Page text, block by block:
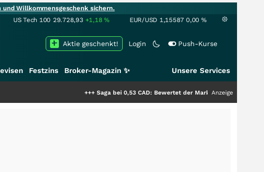
Willkommensgeschenk sichern.
US Tech 100 29.728,93 +1,18% EUR/USD 1,15587 0,00 %
Login Push-Kurse
Aktie geschenkt!
Festzins Broker-Magazin ✨ Unsere Services
Saga bei 0,53 CAD: Bewertet der Markt noch immer nur die Hälfte
Anzeige